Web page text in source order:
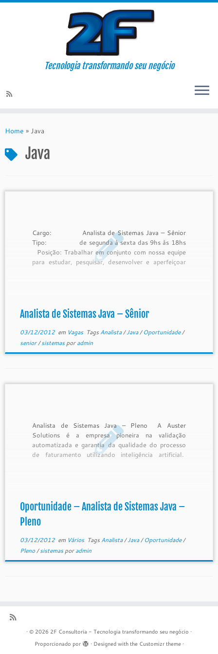
Tecnologia transformando seu negócio
Home » Java
Java
Cargo: Analista de Sistemas Java – Sênior
Tipo: de segunda à sexta das 9hs às 18hs
Posição: Trabalhar em conjunto com nossa equipe
para estudar, pesquisar, desenvolver e aperfeiçoar
Analista de Sistemas Java – Sênior
03/12/2012em Vagas Tags Analista/Java/Oportunidade/
senior/sistemasporadmin
Analista de Sistemas Java – Pleno A Auster
Solutions é a empresa pioneira na validação
automatizada e garantia da qualidade do processo
de faturamento utilizando inteligência artificial.
Oportunidade – Analista de Sistemas Java –
Pleno
03/12/2012em Vários Tags Analista/Java/Oportunidade/
Pleno/sistemasporadmin
· © 2026 2F Consultoria - Tecnologia transformando seu negócio ·
Proporcionado por
· Designed with the Customizr theme·